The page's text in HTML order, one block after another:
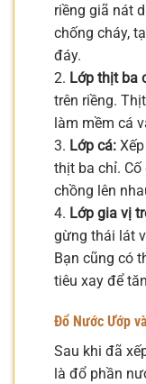
riềng giã nát
chống cháy,
đáy.
2. Lớp thịt ba
trên riềng.
làm mềm cá
3. Lớp cá:
thịt ba chỉ. Cố
chồng lên
4. Lớp gia vị
gừng thái lát
Bạn cũng có
tiêu xay để
Đổ Nước Ướp
Sau khi đã
là đổ phần